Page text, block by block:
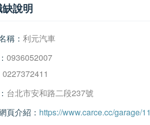
說明
稱： 利元汽車
0936052007
台北市安和路二段237號
頁介紹： https://www.carce.cc/garage/11